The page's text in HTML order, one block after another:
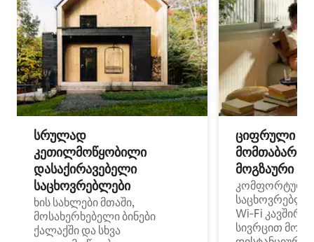
სრულად
კეთილმოწყობილი
დასაქირავებელი
საცხოვრებლები
ხის სახლები მთაში,
მოსახერხებელი ბინები
ქალაქში და სხვა
ციფრული
მოგზაური
კომფორტული
Wi‑Fi
სივრცით